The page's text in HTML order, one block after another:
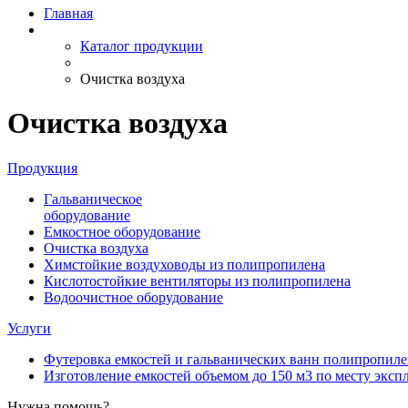
Главная
Каталог продукции
Очистка воздуха
Очистка воздуха
Продукция
Гальваническое
оборудование
Емкостное оборудование
Очистка воздуха
Химстойкие воздуховоды из полипропилена
Кислотостойкие вентиляторы из полипропилена
Водоочистное оборудование
Услуги
Футеровка емкостей и гальванических ванн
Изготовление емкостей объемом до 150 м3 по месту